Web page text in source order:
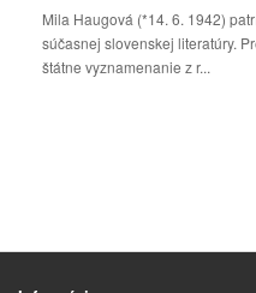
Mila Haugová (*14. 6. 1942)
súčasnej slovenskej literatúry.
štátne vyznamenanie z r...